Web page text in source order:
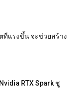
ที่แรงขึ้น จะช่วยสร้าง
RTX Spark ชู